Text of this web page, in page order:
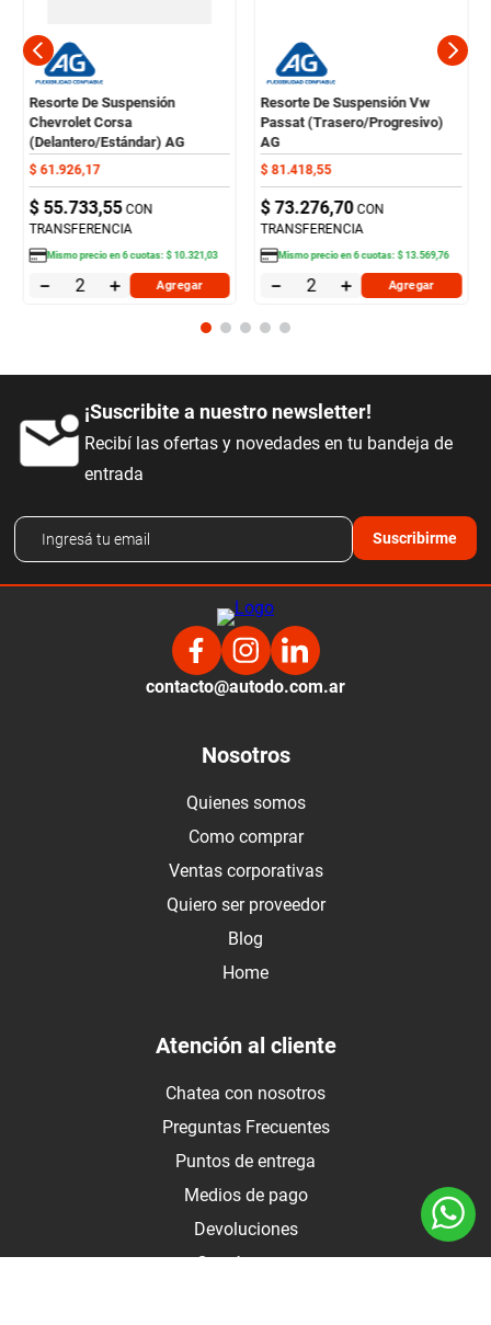
Resorte De Suspensión
Chevrolet Corsa
(Delantero/Estándar) AG
$ 61 .926,17
$ 55.733,55 CON
TRANSFERENCIA
Mismo precio en6cuotas:$ 10.321 ,03
＋
－ Agregar
Resorte De Suspensión Vw
Passat (Trasero/Progresivo)
AG
$ 81 .418,55
$ 73.276,70 CON
TRANSFERENCIA
Mismo precio en6cuotas:$ 13.569,76
＋
－ Agregar
¡Suscribite a nuestro newsletter!
Recibí las ofertas y novedades en tu bandeja de
entrada
Suscribirme
contacto@autodo.com.ar
Nosotros
Quienes somos
Como comprar
Ventas corporativas
Quiero ser proveedor
Blog
Home
Atención al cliente
Chatea con nosotros
Preguntas Frecuentes
Puntos de entrega
Medios de pago
Devoluciones
Contáctanos